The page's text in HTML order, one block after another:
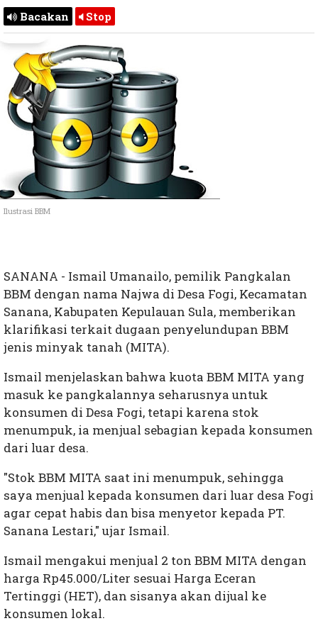
Bacakan Stop
Ilustrasi BBM
SANANA - Ismail Umanailo, pemilik Pangkalan
BBM dengan nama Najwa di Desa Fogi, Kecamatan
Sanana, Kabupaten Kepulauan Sula, memberikan
klarifikasi terkait dugaan penyelundupan BBM
jenis minyak tanah (MITA).
Ismail menjelaskan bahwa kuota BBM MITA yang
masuk ke pangkalannya seharusnya untuk
konsumen di Desa Fogi, tetapi karena stok
menumpuk, ia menjual sebagian kepada konsumen
dari luar desa.
"Stok BBM MITA saat ini menumpuk, sehingga
saya menjual kepada konsumen dari luar desa Fogi
agar cepat habis dan bisa menyetor kepada PT.
Sanana Lestari," ujar Ismail.
Ismail mengakui menjual 2 ton BBM MITA dengan
harga Rp45.000/Liter sesuai Harga Eceran
Tertinggi (HET), dan sisanya akan dijual ke
konsumen lokal.